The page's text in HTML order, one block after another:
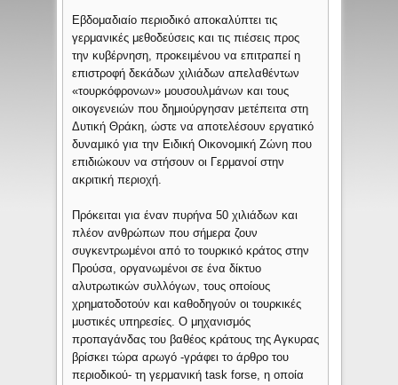
Eβδομαδιαίο περιοδικό αποκαλύπτει τις
γερμανικές μεθοδεύσεις και τις πιέσεις προς
την κυβέρνηση, προκειμένου να επιτραπεί η
επιστροφή δεκάδων χιλιάδων απελαθέντων
«τουρκόφρονων» μουσουλμάνων και τους
οικογενειών που δημιούργησαν μετέπειτα στη
Δυτική Θράκη, ώστε να αποτελέσουν εργατικό
δυναμικό για την Ειδική Οικονομική Ζώνη που
επιδιώκουν να στήσουν οι Γερμανοί στην
ακριτική περιοχή.
Πρόκειται για έναν πυρήνα 50 χιλιάδων και
πλέον ανθρώπων που σήμερα ζουν
συγκεντρωμένοι από το τουρκικό κράτος στην
Προύσα, οργανωμένοι σε ένα δίκτυο
αλυτρωτικών συλλόγων, τους οποίους
χρηματοδοτούν και καθοδηγούν οι τουρκικές
μυστικές υπηρεσίες. Ο μηχανισμός
προπαγάνδας του βαθέος κράτους της Αγκυρας
βρίσκει τώρα αρωγό -γράφει το άρθρο του
περιοδικού- τη γερμανική task forse, η οποία